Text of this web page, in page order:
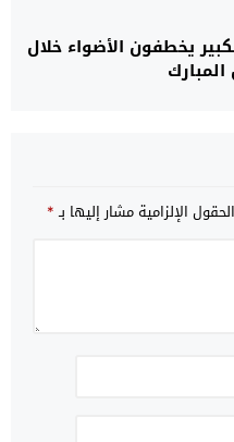
يخطفون الأضواء خلال
الحقول الإلزامية مشار إليها بـ*